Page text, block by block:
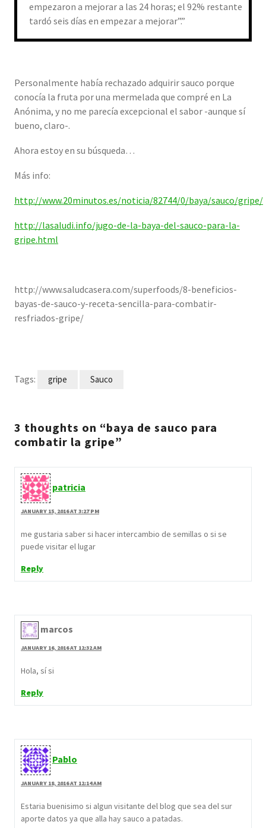
empezaron a mejorar a las 24 horas; el 92% restante
tardó seis días en empezar a mejorar”.”
Personalmente había rechazado adquirir sauco porque
conocía la fruta por una mermelada que compré en La
Anónima, y no me parecía excepcional el sabor -aunque sí
bueno, claro-.
Ahora estoy en su búsqueda…
Más info:
http://www.20minutos.es/noticia/82744/0/baya/sauco/gripe/
http://lasaludi.info/jugo-de-la-baya-del-sauco-para-la-
gripe.html
http://www.saludcasera.com/superfoods/8-beneficios-
bayas-de-sauco-y-receta-sencilla-para-combatir-
resfriados-gripe/
Tags: gripe Sauco
3 thoughts on “baya de sauco para
combatir la gripe”
patricia
JANUARY 15, 2016 AT 3:27 PM
me gustaria saber si hacer intercambio de semillas o si se
puede visitar el lugar
Reply
marcos
JANUARY 16, 2016 AT 12:32 AM
Hola, sí si
Reply
Pablo
JANUARY 18, 2016 AT 12:14 AM
Estaria buenisimo si algun visitante del blog que sea del sur
aporte datos ya que alla hay sauco a patadas.